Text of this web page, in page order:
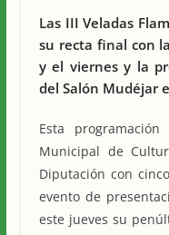
Las III Veladas
su recta final con
y el viernes y la
del Salón Mudéjar
Esta
Municipal de
Diputación con
evento de
este jueves su